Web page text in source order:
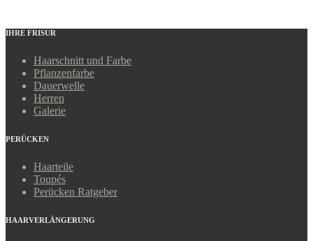
IHRE FRISUR
Haarschnitt und Farbe
Pflanzenfarbe
Dauerwelle
Herren
Galerie
PERÜCKEN
Haarteile
Toupés
Perücken Ratgeber
HAARVERLÄNGERUNG